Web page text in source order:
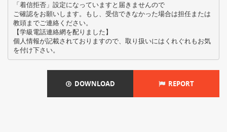
「着信拒否」設定になっていますと届きませんので
ご確認をお願いします。もし、受信できなかった場合は担任または
教頭までご連絡ください。
【学級電話連絡網を配りました】
個人情報が記載されておりますので、取り扱いにはくれぐれもお気
DOWNLOAD REPORT